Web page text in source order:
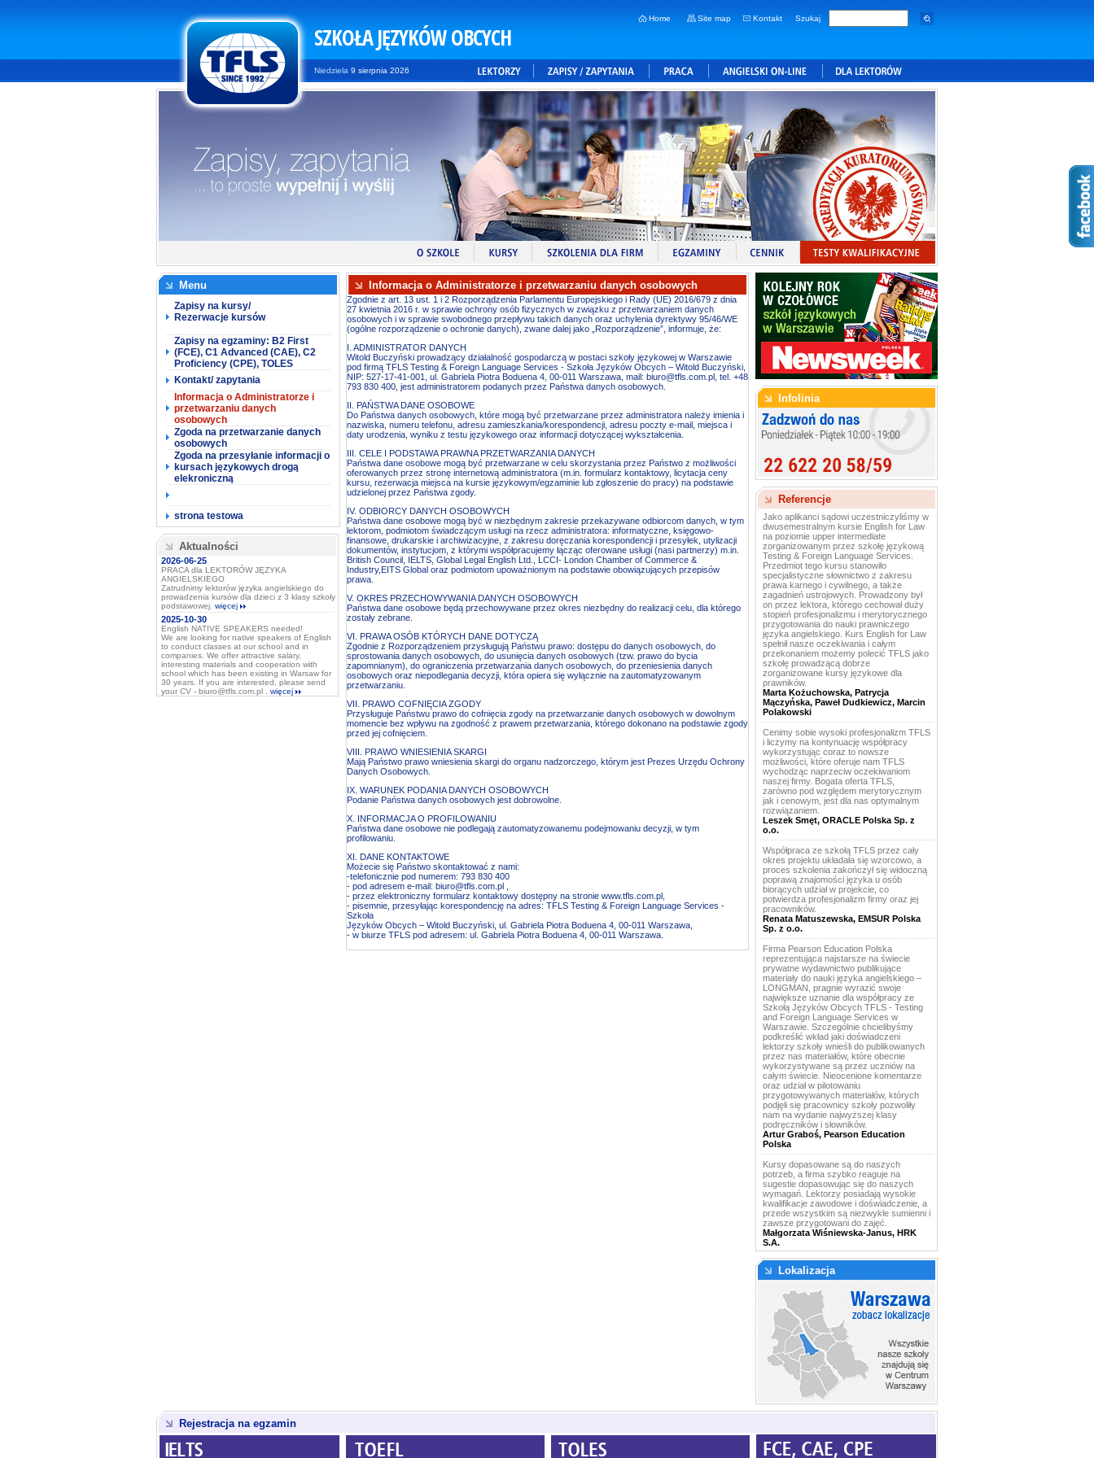
SZKOŁA JĘZYKÓW OBCYCH
Home Site map Kontakt Szukaj
Niedziela 9 sierpnia 2026
Menu
Zapisy na kursy/
Rezerwacje kursów
Zapisy na egzaminy: B2 First
(FCE), C1 Advanced (CAE), C2
Proficiency (CPE), TOLES
Kontakt/ zapytania
Informacja o Administratorze i
przetwarzaniu danych
osobowych
Zgoda na przetwarzanie danych
osobowych
Zgoda na przesyłanie informacji o
kursach językowych drogą
elekroniczną
strona testowa
Aktualności
2026-06-25
PRACA dla LEKTORÓW JĘZYKA
ANGIELSKIEGO
Zatrudnimy lektorów języka angielskiego do
prowadzenia kursów dla dzieci z 3 klasy szkoły
podstawowej. więcej
2025-10-30
English NATIVE SPEAKERS needed!
We are looking for native speakers of English
to conduct classes at our school and in
companies. We offer attractive salary,
interesting materials and cooperation with
school which has been existing in Warsaw for
30 years. If you are interested, please send
your CV - biuro@tfls.com.pl . więcej
Informacja o Administratorze i przetwarzaniu danych osobowych
Zgodnie z art. 13 ust. 1 i 2 Rozporządzenia Parlamentu Europejskiego i Rady (UE) 2016/679 z dnia
27 kwietnia 2016 r. w sprawie ochrony osób fizycznych w związku z przetwarzaniem danych
osobowych i w sprawie swobodnego przepływu takich danych oraz uchylenia dyrektywy 95/46/WE
(ogólne rozporządzenie o ochronie danych), zwane dalej jako „Rozporządzenie”, informuje, że:
I. ADMINISTRATOR DANYCH
Witold Buczyński prowadzący działalność gospodarczą w postaci szkoły językowej w Warszawie
pod firmą TFLS Testing & Foreign Language Services - Szkoła Języków Obcych – Witold Buczyński,
NIP: 527-17-41-001, ul. Gabriela Piotra Boduena 4, 00-011 Warszawa, mail: biuro@tfls.com.pl, tel. +48
793 830 400, jest administratorem podanych przez Państwa danych osobowych.
II. PAŃSTWA DANE OSOBOWE
Do Państwa danych osobowych, które mogą być przetwarzane przez administratora należy imienia i
nazwiska, numeru telefonu, adresu zamieszkania/korespondencji, adresu poczty e-mail, miejsca i
daty urodzenia, wyniku z testu językowego oraz informacji dotyczącej wykształcenia.
III. CELE I PODSTAWA PRAWNA PRZETWARZANIA DANYCH
Państwa dane osobowe mogą być przetwarzane w celu skorzystania przez Państwo z możliwości
oferowanych przez stronę internetową administratora (m.in. formularz kontaktowy, licytacja ceny
kursu, rezerwacja miejsca na kursie językowym/egzaminie lub zgłoszenie do pracy) na podstawie
udzielonej przez Państwa zgody.
IV. ODBIORCY DANYCH OSOBOWYCH
Państwa dane osobowe mogą być w niezbędnym zakresie przekazywane odbiorcom danych, w tym
lektorom, podmiotom świadczącym usługi na rzecz administratora: informatyczne, księgowo-
finansowe, drukarskie i archiwizacyjne, z zakresu doręczania korespondencji i przesyłek, utylizacji
dokumentów, instytucjom, z którymi współpracujemy łącząc oferowane usługi (nasi partnerzy) m.in.
British Council, IELTS, Global Legal English Ltd., LCCI- London Chamber of Commerce &
Industry,EITS Global oraz podmiotom upoważnionym na podstawie obowiązujących przepisów
prawa.
V. OKRES PRZECHOWYWANIA DANYCH OSOBOWYCH
Państwa dane osobowe będą przechowywane przez okres niezbędny do realizacji celu, dla którego
zostały zebrane.
VI. PRAWA OSÓB KTÓRYCH DANE DOTYCZĄ
Zgodnie z Rozporządzeniem przysługują Państwu prawo: dostępu do danych osobowych, do
sprostowania danych osobowych, do usunięcia danych osobowych (tzw. prawo do bycia
zapomnianym), do ograniczenia przetwarzania danych osobowych, do przeniesienia danych
osobowych oraz niepodlegania decyzji, która opiera się wyłącznie na zautomatyzowanym
przetwarzaniu.
VII. PRAWO COFNIĘCIA ZGODY
Przysługuje Państwu prawo do cofnięcia zgody na przetwarzanie danych osobowych w dowolnym
momencie bez wpływu na zgodność z prawem przetwarzania, którego dokonano na podstawie zgody
przed jej cofnięciem.
VIII. PRAWO WNIESIENIA SKARGI
Mają Państwo prawo wniesienia skargi do organu nadzorczego, którym jest Prezes Urzędu Ochrony
Danych Osobowych.
IX. WARUNEK PODANIA DANYCH OSOBOWYCH
Podanie Państwa danych osobowych jest dobrowolne.
X. INFORMACJA O PROFILOWANIU
Państwa dane osobowe nie podlegają zautomatyzowanemu podejmowaniu decyzji, w tym
profilowaniu.
XI. DANE KONTAKTOWE
Możecie się Państwo skontaktować z nami:
-telefonicznie pod numerem: 793 830 400
- pod adresem e-mail: biuro@tfls.com.pl ,
- przez elektroniczny formularz kontaktowy dostępny na stronie www.tfls.com.pl,
- pisemnie, przesyłając korespondencję na adres: TFLS Testing & Foreign Language Services -
Szkoła
Języków Obcych – Witold Buczyński, ul. Gabriela Piotra Boduena 4, 00-011 Warszawa,
- w biurze TFLS pod adresem: ul. Gabriela Piotra Boduena 4, 00-011 Warszawa.
Infolinia
Referencje
Jako aplikanci sądowi uczestniczyliśmy w
dwusemestralnym kursie English for Law
na poziomie upper intermediate
zorganizowanym przez szkołę językową
Testing & Foreign Language Services.
Przedmiot tego kursu stanowiło
specjalistyczne słownictwo z zakresu
prawa karnego i cywilnego, a także
zagadnień ustrojowych. Prowadzony był
on przez lektora, którego cechował duży
stopień profesjonalizmu i merytorycznego
przygotowania do nauki prawniczego
języka angielskiego. Kurs English for Law
spełnił nasze oczekiwania i całym
przekonaniem możemy polecić TFLS jako
szkołę prowadzącą dobrze
zorganizowane kursy językowe dla
prawników.
Marta Kożuchowska, Patrycja
Mączyńska, Paweł Dudkiewicz, Marcin
Polakowski
Cenimy sobie wysoki profesjonalizm TFLS
i liczymy na kontynuację współpracy
wykorzystując coraz to nowsze
możliwości, które oferuje nam TFLS
wychodząc naprzeciw oczekiwaniom
naszej firmy. Bogata oferta TFLS,
zarówno pod względem merytorycznym
jak i cenowym, jest dla nas optymalnym
rozwiązaniem.
Leszek Smęt, ORACLE Polska Sp. z
o.o.
Współpraca ze szkołą TFLS przez cały
okres projektu układała się wzorcowo, a
proces szkolenia zakończył się widoczną
poprawą znajomości języka u osób
biorących udział w projekcie, co
potwierdza profesjonalizm firmy oraz jej
pracowników.
Renata Matuszewska, EMSUR Polska
Sp. z o.o.
Firma Pearson Education Polska
reprezentująca najstarsze na świecie
prywatne wydawnictwo publikujące
materiały do nauki języka angielskiego –
LONGMAN, pragnie wyrazić swoje
największe uznanie dla współpracy ze
Szkołą Języków Obcych TFLS - Testing
and Foreign Language Services w
Warszawie. Szczególnie chcielibyśmy
podkreślić wkład jaki doświadczeni
lektorzy szkoły wnieśli do publikowanych
przez nas materiałów, które obecnie
wykorzystywane są przez uczniów na
całym świecie. Nieocenione komentarze
oraz udział w pilotowaniu
przygotowywanych materiałów, których
podjęli się pracownicy szkoły pozwoliły
nam na wydanie najwyższej klasy
podręczników i słowników.
Artur Graboś, Pearson Education
Polska
Kursy dopasowane są do naszych
potrzeb, a firma szybko reaguje na
sugestie dopasowując się do naszych
wymagań. Lektorzy posiadają wysokie
kwalifikacje zawodowe i doświadczenie, a
przede wszystkim są niezwykle sumienni i
zawsze przygotowani do zajęć.
Małgorzata Wiśniewska-Janus, HRK
S.A.
Lokalizacja
Rejestracja na egzamin